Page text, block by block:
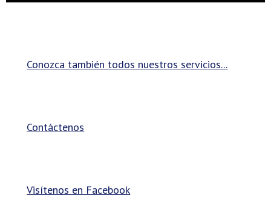
Conozca también todos nuestros servicios...
Contáctenos
Visítenos en Facebook